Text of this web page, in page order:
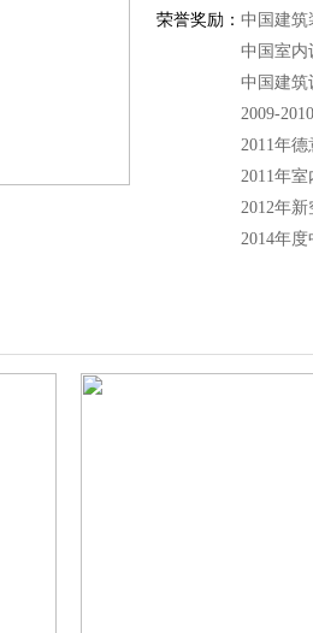
荣誉奖励： 中国建筑
中国室内
中国建筑
2009-
2011年
2011年
2012年
2014年